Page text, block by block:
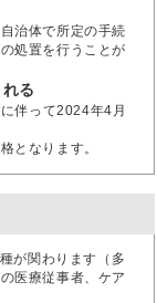
治体で所定の手続
処置を行うことが
る
伴って2024年4月
となります。
が関わります（多
医療従事者、ケア